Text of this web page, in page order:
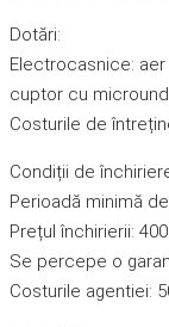
Dotări:
Electrocasnice:
cuptor cu
Costurile de
Condiții de
Perioadă minimă
Prețul închirierii:
Se percepe o
Costurile agentiei: